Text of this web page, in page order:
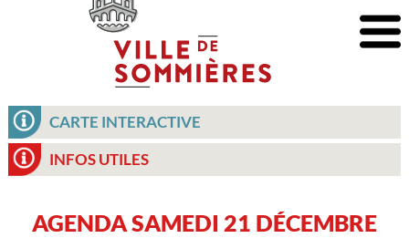
CARTE INTERACTIVE
INFOS UTILES
AGENDA SAMEDI 21 DÉCEMBRE